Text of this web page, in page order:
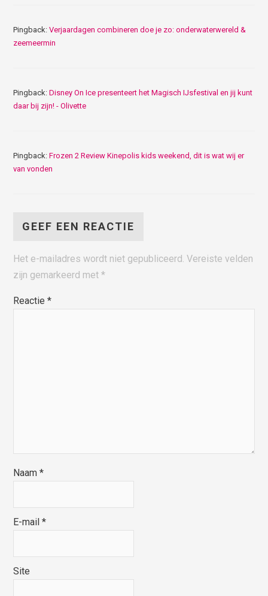
Pingback:Verjaardagen combineren doe je zo: onderwaterwereld &
zeemeermin
Pingback:Disney On Ice presenteert het Magisch IJsfestival en jij kunt
daar bij zijn! - Olivette
Pingback:Frozen 2 Review Kinepolis kids weekend, dit is wat wij er
van vonden
GEEF EEN REACTIE
Het e-mailadres wordt niet gepubliceerd. Vereiste velden
zijn gemarkeerd met*
Reactie*
Naam*
E-mail*
Site